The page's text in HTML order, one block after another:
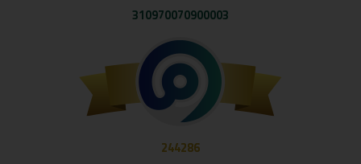
310970070900003
244286